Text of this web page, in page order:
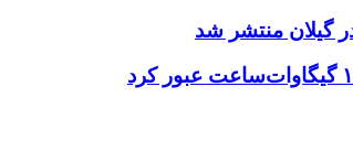
گیلان منتشر شد